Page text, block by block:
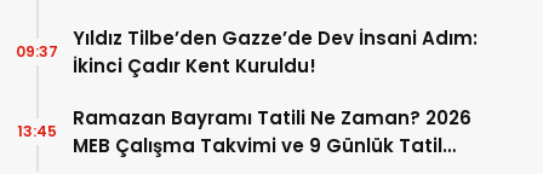
Yıldız Tilbe’den Gazze’de Dev İnsani Adım:
İkinci Çadır Kent Kuruldu!
09:37
Ramazan Bayramı Tatili Ne Zaman? 2026
MEB Çalışma Takvimi ve 9 Günlük Tatil
13:45